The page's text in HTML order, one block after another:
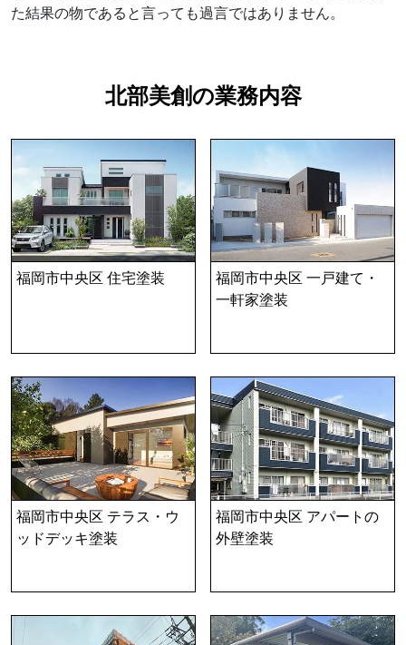
た結果の物であると言っても過言ではありません。
北部美創の業務内容
福岡市中央区 住宅塗装
福岡市中央区 一戸建て・
一軒家塗装
福岡市中央区 テラス・ウ
ッドデッキ塗装
福岡市中央区 アパートの
外壁塗装